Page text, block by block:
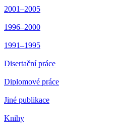
2001–2005
1996–2000
1991–1995
Disertační práce
Diplomové práce
Jiné publikace
Knihy